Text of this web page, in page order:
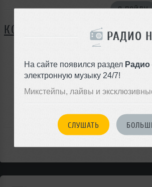
РАДИО
На сайте появился раздел Радио
электронную музыку 24/7!
Микстейпы, лайвы и
СЛУШАТЬ
Я ПОЙДУ
КОММЕНТАРИИ
Или